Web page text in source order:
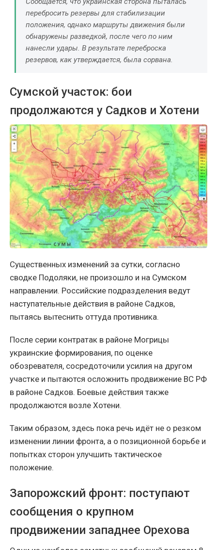
перебросить резервы для стабилизации
положения, однако маршруты движения были
обнаружены разведкой, после чего по ним
нанесли удары. В результате переброска
резервов, как утверждается, была сорвана.
Сумской участок: бои
продолжаются у Садков и Хотени
Существенных изменений за сутки, согласно
сводке Подоляки, не произошло и на Сумском
направлении. Российские подразделения ведут
наступательные действия в районе Садков,
пытаясь вытеснить оттуда противника.
После серии контратак в районе Могрицы
украинские формирования, по оценке
обозревателя, сосредоточили усилия на другом
участке и пытаются осложнить продвижение ВС РФ
в районе Садков. Боевые действия также
продолжаются возле Хотени.
Таким образом, здесь пока речь идёт не о резком
изменении линии фронта, а о позиционной борьбе и
попытках сторон улучшить тактическое
положение.
Запорожский фронт: поступают
сообщения о крупном
продвижении западнее Орехова